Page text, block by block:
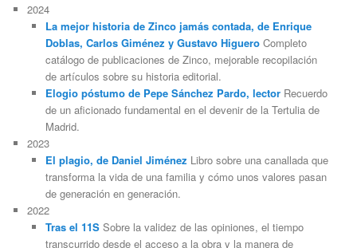
2024
La mejor historia de Zinco jamás contada, de Enrique
Doblas, Carlos Giménez y Gustavo HigueroCompleto
catálogo de publicaciones de Zinco, mejorable recopilación
de artículos sobre su historia editorial.
Elogio póstumo de Pepe Sánchez Pardo, lectorRecuerdo
de un aficionado fundamental en el devenir de la Tertulia de
Madrid.
2023
El plagio, de Daniel Jiménez Libro sobre una canallada que
transforma la vida de una familia y cómo unos valores pasan
de generación en generación.
2022
Tras el 11SSobre la validez de las opiniones, el tiempo
transcurrido desde el acceso a la obra y la manera de